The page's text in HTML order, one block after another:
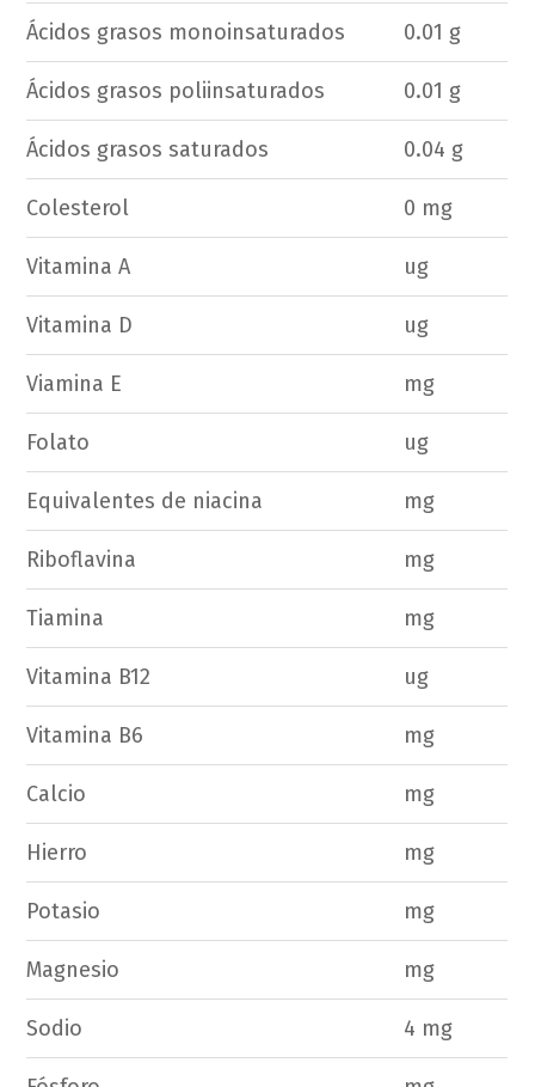
Ácidos grasos monoinsaturados 0.01 g
Ácidos grasos poliinsaturados 0.01 g
Ácidos grasos saturados 0.04 g
Colesterol 0 mg
Vitamina A ug
Vitamina D ug
Viamina E mg
Folato ug
Equivalentes de niacina mg
Riboflavina mg
Tiamina mg
Vitamina B12 ug
Vitamina B6 mg
Calcio mg
Hierro mg
Potasio mg
Magnesio mg
Sodio 4 mg